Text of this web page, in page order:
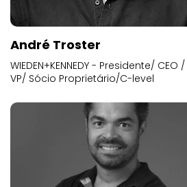
André Troster
WIEDEN+KENNEDY - Presidente/ CEO /
VP/ Sócio Proprietário/C-level